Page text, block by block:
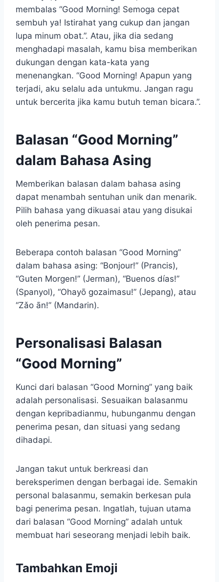
membalas “Good Morning! Semoga cepat
sembuh ya! Istirahat yang cukup dan jangan
lupa minum obat.”. Atau, jika dia sedang
menghadapi masalah, kamu bisa memberikan
dukungan dengan kata-kata yang
menenangkan. “Good Morning! Apapun yang
terjadi, aku selalu ada untukmu. Jangan ragu
untuk bercerita jika kamu butuh teman bicara.”.
Balasan “Good Morning”
dalam Bahasa Asing
Memberikan balasan dalam bahasa asing
dapat menambah sentuhan unik dan menarik.
Pilih bahasa yang dikuasai atau yang disukai
oleh penerima pesan.
Beberapa contoh balasan “Good Morning”
dalam bahasa asing: “Bonjour!” (Prancis),
“Guten Morgen!” (Jerman), “Buenos días!”
(Spanyol), “Ohayō gozaimasu!” (Jepang), atau
“Zǎo ān!” (Mandarin).
Personalisasi Balasan
“Good Morning”
Kunci dari balasan “Good Morning” yang baik
adalah personalisasi. Sesuaikan balasanmu
dengan kepribadianmu, hubunganmu dengan
penerima pesan, dan situasi yang sedang
dihadapi.
Jangan takut untuk berkreasi dan
bereksperimen dengan berbagai ide. Semakin
personal balasanmu, semakin berkesan pula
bagi penerima pesan. Ingatlah, tujuan utama
dari balasan “Good Morning” adalah untuk
membuat hari seseorang menjadi lebih baik.
Tambahkan Emoji